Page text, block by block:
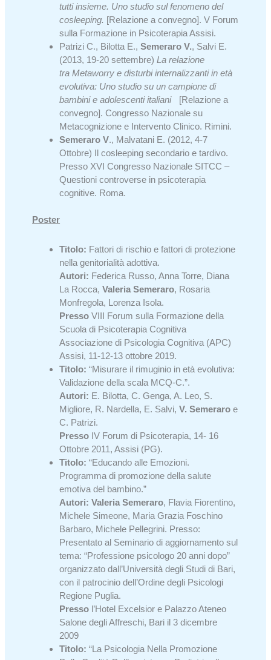
tutti insieme. Uno studio sul fenomeno del
cosleeping. [Relazione a convegno]. V Forum
sulla Formazione in Psicoterapia Assisi.
Patrizi C., Bilotta E.,Semeraro V., Salvi E.
(2013, 19-20 settembre)La relazione
tra Metaworry e disturbi internalizzanti in età
evolutiva: Uno studio su un campione di
bambini e adolescenti italiani[Relazione a
convegno]. Congresso Nazionale su
Metacognizione e Intervento Clinico. Rimini.
Semeraro V., Malvatani E. (2012, 4-7
Ottobre) Il cosleeping secondario e tardivo.
Presso XVI Congresso Nazionale SITCC –
Questioni controverse in psicoterapia
cognitive. Roma.
Poster
Titolo: Fattori di rischio e fattori di protezione
nella genitorialità adottiva.
Autori: Federica Russo, Anna Torre, Diana
La Rocca,Valeria Semeraro, Rosaria
Monfregola, Lorenza Isola.
Presso VIII Forum sulla Formazione della
Scuola di Psicoterapia Cognitiva
Associazione di Psicologia Cognitiva (APC)
Assisi, 11-12-13 ottobre 2019.
Titolo: “Misurare il rimuginio in età evolutiva:
Validazione della scala MCQ-C.”.
Autori: E. Bilotta, C. Genga, A. Leo, S.
Migliore, R. Nardella, E. Salvi,V. Semeraro e
C. Patrizi.
Presso IV Forum di Psicoterapia, 14- 16
Ottobre 2011, Assisi (PG).
Titolo: “Educando alle Emozioni.
Programma di promozione della salute
emotiva del bambino.”
Autori: Valeria Semeraro, Flavia Fiorentino,
Michele Simeone, Maria Grazia Foschino
Barbaro, Michele Pellegrini. Presso:
Presentato al Seminario di aggiornamento sul
tema: “Professione psicologo 20 anni dopo”
organizzato dall’Università degli Studi di Bari,
con il patrocinio dell’Ordine degli Psicologi
Regione Puglia.
Presso l’Hotel Excelsior e Palazzo Ateneo
Salone degli Affreschi, Bari il 3 dicembre
2009
Titolo: “La Psicologia Nella Promozione